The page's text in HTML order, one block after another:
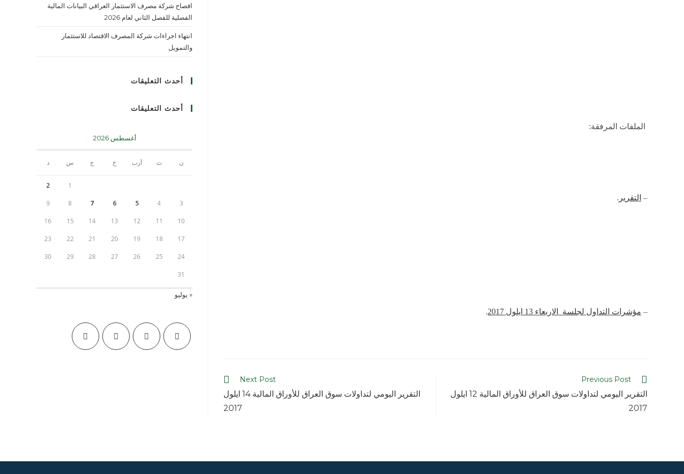
الملفات المرفقة:
– التقرير .
– مؤشرات التداول لجلسة الاربعاء 13 ايلول 2017 .
Previous Post
التقرير اليومي لتداولات سوق العراق للأوراق المالية 12 ايلول
2017
Next Post
التقرير اليومي لتداولات سوق العراق للأوراق المالية 14 ايلول
2017
افصاح شركة مصرف الاستثمار العراقي البيانات المالية
الفصلية للفصل الثاني لعام 2026
انتهاء اجراءات شركة المصرف الاقتصاد للاستثمار
والتمويل
أحدث التعليقات
أحدث التعليقات
أغسطس 2026
ن ث أرب خ ج س د
1
2
3
4
5
6
7
8
9
10
11
12
13
14
15
16
17
18
19
20
21
22
23
24
25
26
27
28
29
30
31
« يوليو